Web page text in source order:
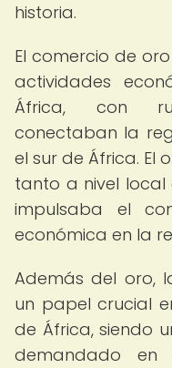
historia.
El comercio de
actividades
África, con
conectaban la
el sur de África.
tanto a nivel local
impulsaba el
económica en la
Además del oro,
un papel crucial
de África, siendo
demandado